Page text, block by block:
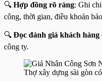
🔍 Hợp đồng rõ ràng: Ghi
công, thời gian, điều khoản
🔍 Đọc đánh giá khách hàng
công ty.
Thợ xây dựng sài gòn